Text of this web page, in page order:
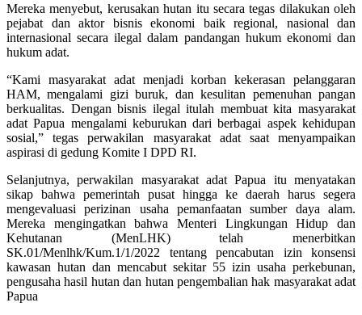
Mereka menyebut, kerusakan hutan itu secara tegas dilakukan oleh
pejabat dan aktor bisnis ekonomi baik regional, nasional dan
internasional secara ilegal dalam pandangan hukum ekonomi dan
hukum adat.
“Kami masyarakat adat menjadi korban kekerasan pelanggaran
HAM, mengalami gizi buruk, dan kesulitan pemenuhan pangan
berkualitas. Dengan bisnis ilegal itulah membuat kita masyarakat
adat Papua mengalami keburukan dari berbagai aspek kehidupan
sosial,” tegas perwakilan masyarakat adat saat menyampaikan
aspirasi di gedung Komite I DPD RI.
Selanjutnya, perwakilan masyarakat adat Papua itu menyatakan
sikap bahwa pemerintah pusat hingga ke daerah harus segera
mengevaluasi perizinan usaha pemanfaatan sumber daya alam.
Mereka mengingatkan bahwa Menteri Lingkungan Hidup dan
Kehutanan (MenLHK) telah menerbitkan
SK.01/Menlhk/Kum.1/1/2022 tentang pencabutan izin konsensi
kawasan hutan dan mencabut sekitar 55 izin usaha perkebunan,
pengusaha hasil hutan dan hutan pengembalian hak masyarakat adat
Papua